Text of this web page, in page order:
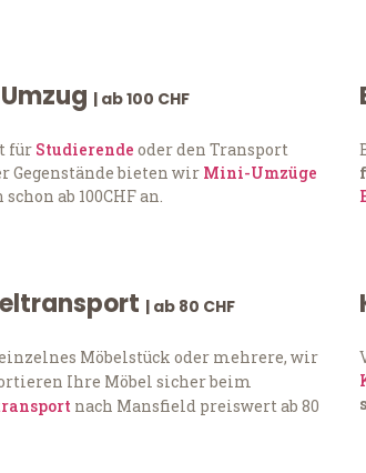
| ab 100 CHF
für Studierende oder den Transport
Gegenstände bieten wir Mini-Umzüge
ab 100CHF an.
| ab 80 CHF
Möbelstück oder mehrere, wir
Ihre Möbel sicher beim
nach Mansfield preiswert ab 80